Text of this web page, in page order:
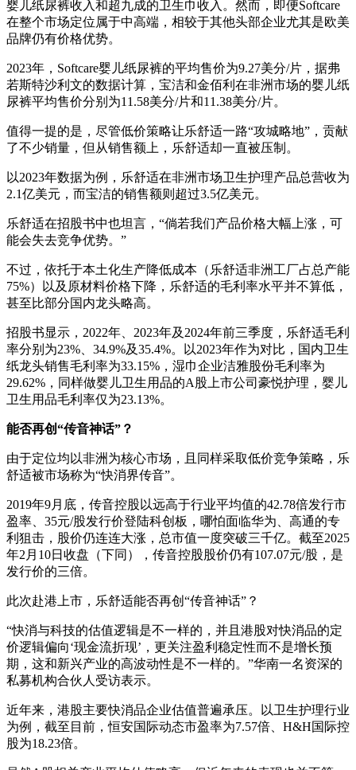
婴儿纸尿裤收入和超九成的卫生巾收入。然而，即便Softcare
在整个市场定位属于中高端，相较于其他头部企业尤其是欧美
品牌仍有价格优势。
2023年，Softcare婴儿纸尿裤的平均售价为9.27美分/片，据弗
若斯特沙利文的数据计算，宝洁和金佰利在非洲市场的婴儿纸
尿裤平均售价分别为11.58美分/片和11.38美分/片。
值得一提的是，尽管低价策略让乐舒适一路“攻城略地”，贡献
了不少销量，但从销售额上，乐舒适却一直被压制。
以2023年数据为例，乐舒适在非洲市场卫生护理产品总营收为
2.1亿美元，而宝洁的销售额则超过3.5亿美元。
乐舒适在招股书中也坦言，“倘若我们产品价格大幅上涨，可
能会失去竞争优势。”
不过，依托于本土化生产降低成本（乐舒适非洲工厂占总产能
75%）以及原材料价格下降，乐舒适的毛利率水平并不算低，
甚至比部分国内龙头略高。
招股书显示，2022年、2023年及2024年前三季度，乐舒适毛利
率分别为23%、34.9%及35.4%。以2023年作为对比，国内卫生
纸龙头销售毛利率为33.15%，湿巾企业洁雅股份毛利率为
29.62%，同样做婴儿卫生用品的A股上市公司豪悦护理，婴儿
卫生用品毛利率仅为23.13%。
能否再创“传音神话”？
由于定位均以非洲为核心市场，且同样采取低价竞争策略，乐
舒适被市场称为“快消界传音”。
2019年9月底，传音控股以远高于行业平均值的42.78‌‌倍发行市
盈率、35元/股发行价登陆科创板，哪怕面临华为、高通的专
利狙击，股价仍连连大涨，总市值一度突破三千亿。截至2025
年2月10日收盘（下同），传音控股股价仍有107.07元/股，是
发行价的三倍。
此次赴港上市，乐舒适能否再创“传音神话”？
“快消与科技的估值逻辑是不一样的，并且港股对快消品的定
价逻辑偏向‘现金流折现’，更关注盈利稳定性而不是增长预
期，这和新兴产业的高波动性是不一样的。”华南一名资深的
私募机构合伙人受访表示。
近年来，港股主要快消品企业估值普遍承压。以卫生护理行业
为例，截至目前，恒安国际动态市盈率为7.57倍、H&H国际控
股为18.23倍。